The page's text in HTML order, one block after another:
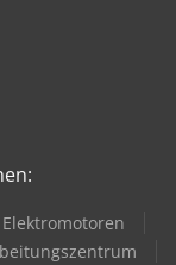
Elektromotoren